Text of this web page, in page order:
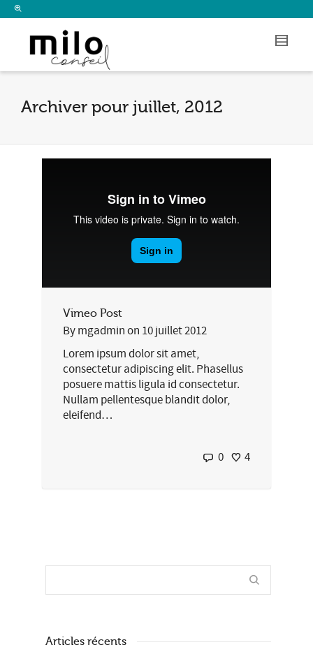
I'm looking forproductin a sizesize.
Show me the
Archiver pour juillet, 2012
Vimeo Post
Bymgadminon 10 juillet 2012
Lorem ipsum dolor sit amet,
consectetur adipiscing elit. Phasellus
posuere mattis ligula id consectetur.
Nullam pellentesque blandit dolor,
eleifend…
0 4
Articles récents